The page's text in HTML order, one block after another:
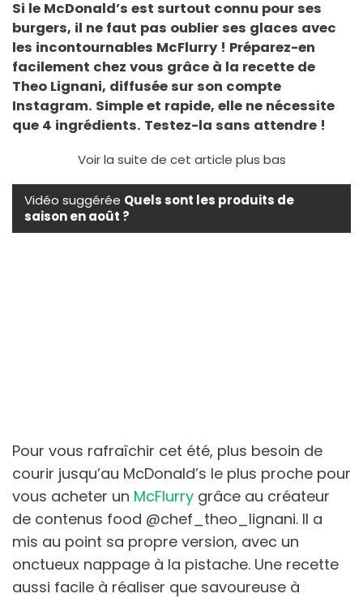
Si le McDonald’s est surtout connu pour ses
burgers, il ne faut pas oublier ses glaces avec
les incontournables McFlurry ! Préparez-en
facilement chez vous grâce à la recette de
Theo Lignani, diffusée sur son compte
Instagram. Simple et rapide, elle ne nécessite
que 4 ingrédients. Testez-la sans attendre !
Voir la suite de cet article plus bas
Vidéo suggérée Quels sont les produits de
saison en août ?
Pour vous rafraîchir cet été, plus besoin de
courir jusqu’au McDonald’s le plus proche pour
vous acheter un McFlurry grâce au créateur
de contenus food @chef_theo_lignani. Il a
mis au point sa propre version, avec un
onctueux nappage à la pistache. Une recette
aussi facile à réaliser que savoureuse à